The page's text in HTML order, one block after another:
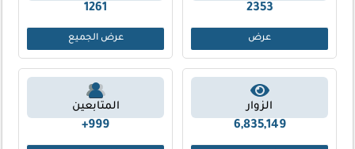
2353
عرض
1261
عرض الجميع
الزوار
6,835,149
المتابعين
999+